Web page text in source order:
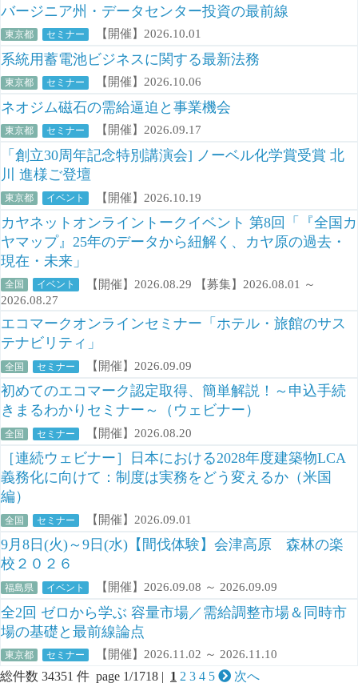
バージニア州・データセンター投資の最前線
東京都 セミナー 【開催】2026.10.01
系統用蓄電池ビジネスに関する最新法務
東京都 セミナー 【開催】2026.10.06
ネオジム磁石の需給逼迫と事業機会
東京都 セミナー 【開催】2026.09.17
「創立30周年記念特別講演会] ノーベル化学賞受賞 北
川 進様ご登壇
東京都 イベント 【開催】2026.10.19
カヤネットオンライントークイベント 第8回「『全国カ
ヤマップ』25年のデータから紐解く、カヤ原の過去・
現在・未来」
全国 イベント
【開催】2026.08.29 【募集】2026.08.01 ～
2026.08.27
エコマークオンラインセミナー「ホテル・旅館のサス
テナビリティ」
全国 セミナー 【開催】2026.09.09
初めてのエコマーク認定取得、簡単解説！～申込手続
きまるわかりセミナー～（ウェビナー）
全国 セミナー 【開催】2026.08.20
［連続ウェビナー］日本における2028年度建築物LCA
義務化に向けて：制度は実務をどう変えるか（米国
編）
全国 セミナー 【開催】2026.09.01
9月8日(火)～9日(水)【間伐体験】会津高原 森林の楽
校２０２６
福島県 イベント 【開催】2026.09.08 ～ 2026.09.09
全2回 ゼロから学ぶ 容量市場／需給調整市場＆同時市
場の基礎と最前線論点
東京都 セミナー
【開催】2026.11.02 ～ 2026.11.10
総件数 34351 件 page 1/1718 | 1 2 3 4 5 次へ